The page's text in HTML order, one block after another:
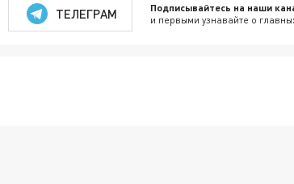
ТЕЛЕГРАМ Подписывайтесь на наши
и первыми узнавайте о